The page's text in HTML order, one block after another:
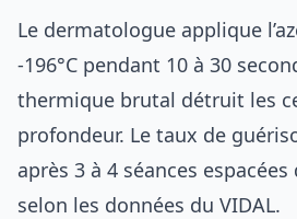
Le dermatologue applique
-196°C pendant 10 à 30
thermique brutal détruit les
profondeur. Le taux de
après 3 à 4 séances
selon les données du VIDAL.